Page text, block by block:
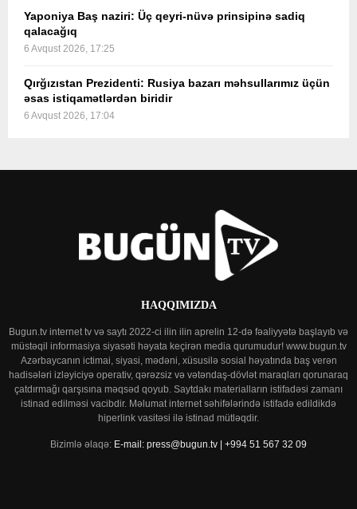
Yaponiya Baş naziri: Üç qeyri-nüvə prinsipinə sadiq
qalacağıq
6 Avqust 2026, 17:25
Qırğızıstan Prezidenti: Rusiya bazarı məhsullarımız üçün
əsas istiqamətlərdən biridir
6 Avqust 2026, 17:04
HAQQIMIZDA
Bugun.tv internet tv və saytı 2022-ci ilin ilin aprelin 12-də fəaliyyətə başlayıb və
müstəqil informasiya siyasəti həyata keçirən media qurumudur! www.bugun.tv
Azərbaycanın ictimai, siyasi, mədəni, xüsusilə sosial həyatında baş verən
hadisələri izləyiciyə operativ, qərəzsiz və vətəndaş-dövlət maraqları qorunaraq
çatdırmağı qarşısına məqsəd qoyub. Saytdakı materialların istifadəsi zamanı
istinad edilməsi vacibdir. Məlumat internet səhifələrində istifadə edildikdə
hiperlink vasitəsi ilə istinad mütləqdir.
Bizimlə əlaqə: E-mail: press@bugun.tv | +994 51 567 32 09